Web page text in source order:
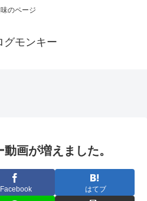
のページ
グモンキー
画が増えました。
Facebook はてブ